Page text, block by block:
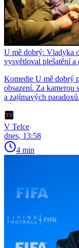
U mě dobrý: Vladyka
vysvětloval plešatění
Komedie U mě dobrý
obsazení. Za kamerou
a zajímavých paradoxů.
V Telce
dnes, 13:58
4 min